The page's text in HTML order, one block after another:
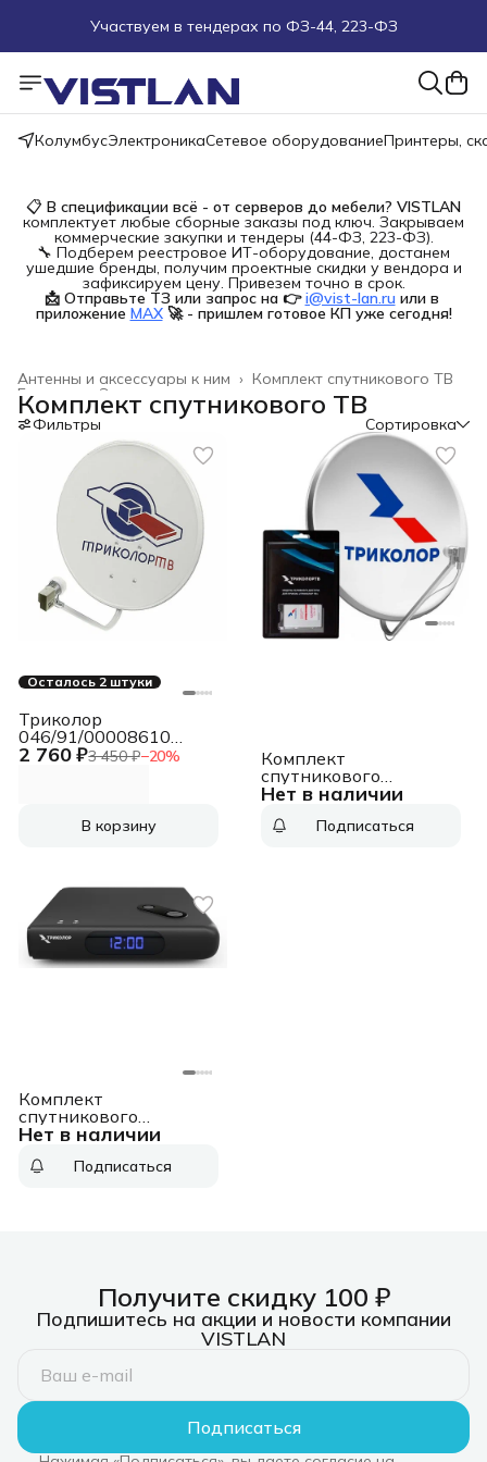
Участвуем в тендерах по ФЗ-44, 223-ФЗ
Поможем подобрать оборудование под ТЗ
Пуско-наладочные работы
Более 100 000 позиций в наличии и под заказ
КолумбусЭлектроникаСетевое оборудованиеПринтеры,
📋 В спецификации всё - от серверов до мебели? VISTLAN
комплектует любые сборные заказы под ключ. Закрываем
коммерческие закупки и тендеры (44-ФЗ, 223-ФЗ).
🔧 Подберем реестровое ИТ-оборудование, достанем
ушедшие бренды, получим проектные скидки у вендора и
зафиксируем цену. Привезем точно в срок.
📩 Отправьте ТЗ или запрос на 👉 i@vist-lan.ru или в
приложение MAX 🚀 - пришлем готовое КП уже сегодня!
Комплект спутникового ТВ
Антенны и аксессуары к ним ›
Электроника
Главная
Комплект спутникового ТВ
Фильтры Сортировка
Осталось 2 штуки
2 760 ₽3 450 ₽−20%
Триколор
046/91/00008610
Комплект
В корзину
Нет в наличии
Комплект
спутникового
телевидения
с модулем условного
Подписаться
Нет в наличии
Комплект
спутникового
телевидения
черныйПодписаться
Получите скидку 100 ₽
Подпишитесь на акции и новости компании
VISTLAN
Подписаться